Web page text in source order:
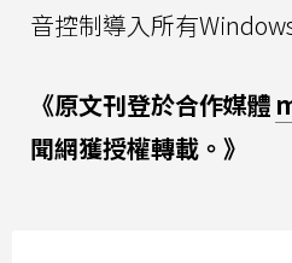
音控制導入所有
《原文刊登於合作媒體
聞網獲授權轉載。》